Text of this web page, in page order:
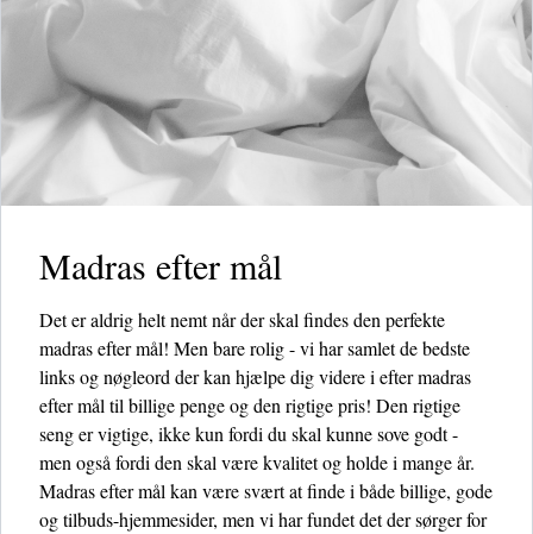
Madras efter mål
Det er aldrig helt nemt når der skal findes den perfekte
madras efter mål! Men bare rolig - vi har samlet de bedste
links og nøgleord der kan hjælpe dig videre i efter madras
efter mål til billige penge og den rigtige pris! Den rigtige
seng er vigtige, ikke kun fordi du skal kunne sove godt -
men også fordi den skal være kvalitet og holde i mange år.
Madras efter mål kan være svært at finde i både billige, gode
og tilbuds-hjemmesider, men vi har fundet det der sørger for